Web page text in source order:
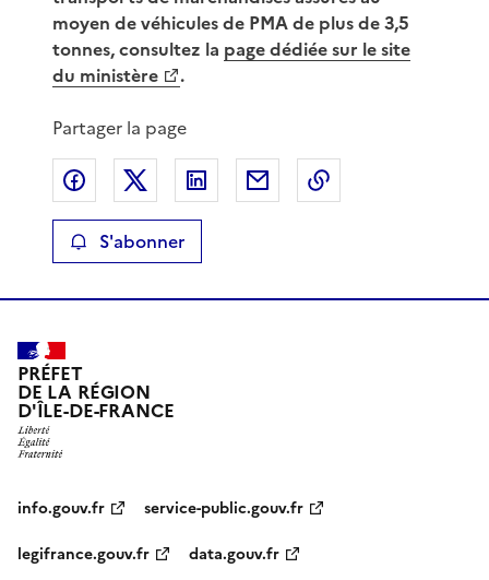
moyen de véhicules de PMA de plus de 3,5
tonnes, consultez la page dédiée sur le site
du ministère
.
Partager la page
Partager sur Facebook
Partager sur XPartager sur LinkedIn
Partager par email
S'abonner
PRÉFET
DE LA RÉGION
D'ÎLE-DE-FRANCE
info.gouv.fr
service-public.gouv.fr
legifrance.gouv.fr
data.gouv.fr